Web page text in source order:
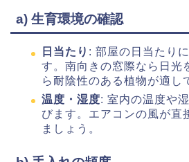
a) 生育環境の確認
日当たり : 部屋の日当たり
す。南向きの窓際なら日光
ら耐陰性のある植物が適し
温度・湿度: 室内の温度や
びます。エアコンの風が直
ましょう。